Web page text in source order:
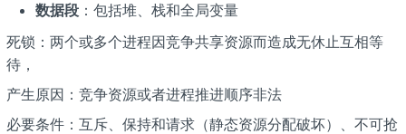
数据段：包括堆、栈和全局变量
死锁：两个或多个进程因竞争共享资源而造成无休止互相等
待，
产生原因：竞争资源或者进程推进顺序非法
必要条件：互斥、保持和请求（静态资源分配破坏）、不可抢